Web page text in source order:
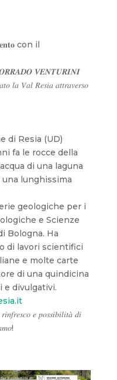
con il
𝑽𝑬𝑵𝑻𝑼𝑹𝑰𝑵𝑰
𝑙𝑎 𝑉𝑎𝑙 𝑅𝑒𝑠𝑖𝑎 𝑎𝑡𝑡𝑟𝑎𝑣𝑒𝑟𝑠𝑜
di Resia (UD)
fa le rocce della
di una laguna
lunghissima
geologiche per i
e Scienze
Bologna. Ha
di lavori scientifici
e molte carte
di una quindicina
e divulgativi.
𝑒 𝑝𝑜𝑠𝑠𝑖𝑏𝑖𝑙𝑖𝑡𝑎̀ 𝑑𝑖